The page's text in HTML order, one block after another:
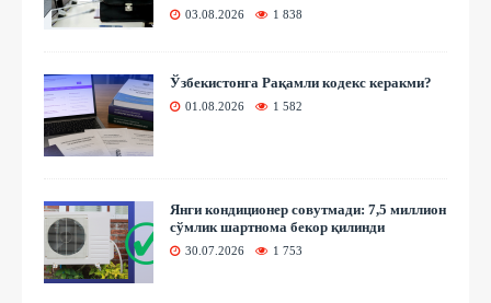
03.08.2026 1 838
Ўзбекистонга Рақамли кодекс керакми?
01.08.2026 1 582
Янги кондиционер совутмади: 7,5 миллион
сўмлик шартнома бекор қилинди
30.07.2026 1 753